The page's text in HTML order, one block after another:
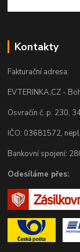
Kontakty
Fakturační adresa:
EVTERINKA.CZ -
Osvračín č. p. 230,
IČO: 03681572,
Bankovní spojení:
Odesíláme přes: